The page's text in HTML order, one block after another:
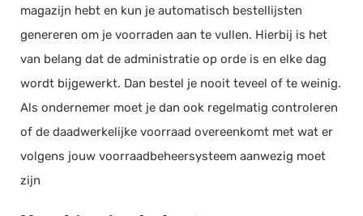
Planning
Werkbonnen
Rittenregistratie
Webshop
magazijn hebt en kun je automatisch bestellijsten
genereren om je voorraden aan te vullen. Hierbij is het
van belang dat de administratie op orde is en elke dag
wordt bijgewerkt. Dan bestel je nooit teveel of te weinig.
Als ondernemer moet je dan ook regelmatig controleren
of de daadwerkelijke voorraad overeenkomt met wat er
volgens jouw voorraadbeheersysteem aanwezig moet
zijn